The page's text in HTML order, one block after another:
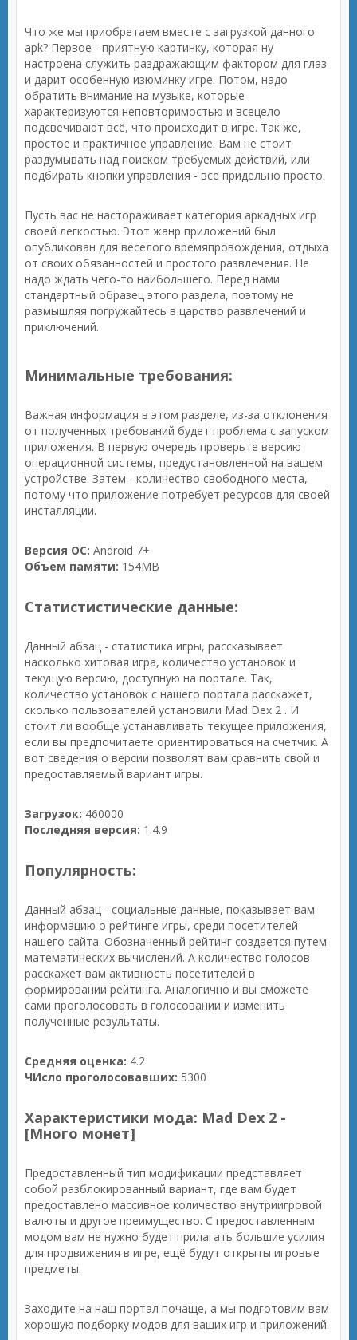
Что же мы приобретаем вместе с загрузкой данного
apk? Первое - приятную картинку, которая ну
настроена служить раздражающим фактором для глаз
и дарит особенную изюминку игре. Потом, надо
обратить внимание на музыке, которые
характеризуются неповторимостью и всецело
подсвечивают всё, что происходит в игре. Так же,
простое и практичное управление. Вам не стоит
раздумывать над поиском требуемых действий, или
подбирать кнопки управления - всё придельно просто.
Пусть вас не настораживает категория аркадных игр
своей легкостью. Этот жанр приложений был
опубликован для веселого времяпровождения, отдыха
от своих обязанностей и простого развлечения. Не
надо ждать чего-то наибольшего. Перед нами
стандартный образец этого раздела, поэтому не
размышляя погружайтесь в царство развлечений и
приключений.
Минимальные требования:
Важная информация в этом разделе, из-за отклонения
от полученных требований будет проблема с запуском
приложения. В первую очередь проверьте версию
операционной системы, предустановленной на вашем
устройстве. Затем - количество свободного места,
потому что приложение потребует ресурсов для своей
инсталляции.
Версия ОС: Android 7+
Объем памяти: 154MB
Статистистические данные:
Данный абзац - статистика игры, рассказывает
насколько хитовая игра, количество установок и
текущую версию, доступную на портале. Так,
количество установок с нашего портала расскажет,
сколько пользователей установили Mad Dex 2 . И
стоит ли вообще устанавливать текущее приложения,
если вы предпочитаете ориентироваться на счетчик. А
вот сведения о версии позволят вам сравнить свой и
предоставляемый вариант игры.
Загрузок: 460000
Последняя версия: 1.4.9
Популярность:
Данный абзац - социальные данные, показывает вам
информацию о рейтинге игры, среди посетителей
нашего сайта. Обозначенный рейтинг создается путем
математических вычислений. А количество голосов
расскажет вам активность посетителей в
формировании рейтинга. Аналогично и вы сможете
сами проголосовать в голосовании и изменить
полученные результаты.
Средняя оценка: 4.2
ЧИсло проголосовавших: 5300
Характеристики мода: Mad Dex 2 -
[Много монет]
Предоставленный тип модификации представляет
собой разблокированный вариант, где вам будет
предоставлено массивное количество внутриигровой
валюты и другое преимущество. С предоставленным
модом вам не нужно будет прилагать большие усилия
для продвижения в игре, ещё будут открыты игровые
предметы.
Заходите на наш портал почаще, а мы подготовим вам
хорошую подборку модов для ваших игр и приложений.